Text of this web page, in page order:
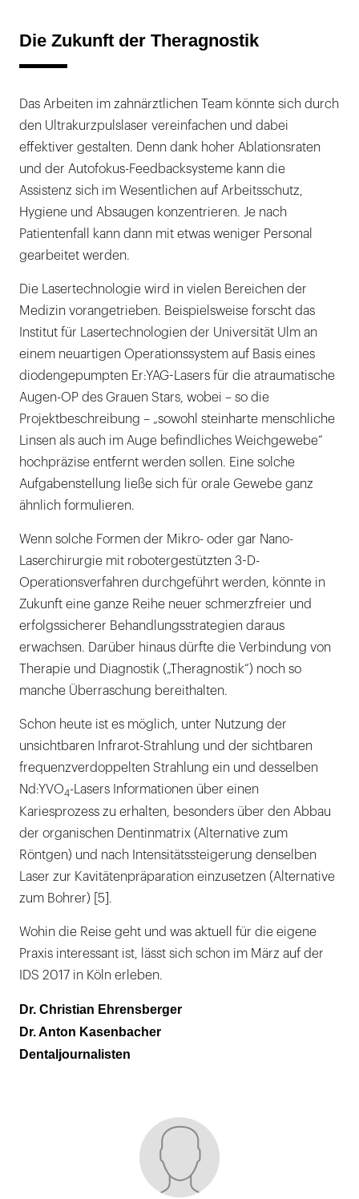
Die Zukunft der Theragnostik
Das Arbeiten im zahnärztlichen Team könnte sich durch
den Ultrakurzpulslaser vereinfachen und dabei
effektiver gestalten. Denn dank hoher Ablationsraten
und der Autofokus-Feedbacksysteme kann die
Assistenz sich im Wesentlichen auf Arbeitsschutz,
Hygiene und Absaugen konzentrieren. Je nach
Patientenfall kann dann mit etwas weniger Personal
gearbeitet werden.
Die Lasertechnologie wird in vielen Bereichen der
Medizin vorangetrieben. Beispielsweise forscht das
Institut für Lasertechnologien der Universität Ulm an
einem neuartigen Operationssystem auf Basis eines
diodengepumpten Er:YAG-Lasers für die atraumatische
Augen-OP des Grauen Stars, wobei – so die
Projektbeschreibung – „sowohl steinharte menschliche
Linsen als auch im Auge befindliches Weichgewebe“
hochpräzise entfernt werden sollen. Eine solche
Aufgabenstellung ließe sich für orale Gewebe ganz
ähnlich formulieren.
Wenn solche Formen der Mikro- oder gar Nano-
Laserchirurgie mit robotergestützten 3-D-
Operationsverfahren durchgeführt werden, könnte in
Zukunft eine ganze Reihe neuer schmerzfreier und
erfolgssicherer Behandlungsstrategien daraus
erwachsen. Darüber hinaus dürfte die Verbindung von
Therapie und Diagnostik („Theragnostik“) noch so
manche Überraschung bereithalten.
Schon heute ist es möglich, unter Nutzung der
unsichtbaren Infrarot-Strahlung und der sichtbaren
frequenzverdoppelten Strahlung ein und desselben
Nd:YVO4-Lasers Informationen über einen
Kariesprozess zu erhalten, besonders über den Abbau
der organischen Dentinmatrix (Alternative zum
Röntgen) und nach Intensitätssteigerung denselben
Laser zur Kavitätenpräparation einzusetzen (Alternative
zum Bohrer) [5].
Wohin die Reise geht und was aktuell für die eigene
Praxis interessant ist, lässt sich schon im März auf der
IDS 2017 in Köln erleben.
Dr. Christian Ehrensberger
Dr. Anton Kasenbacher
Dentaljournalisten